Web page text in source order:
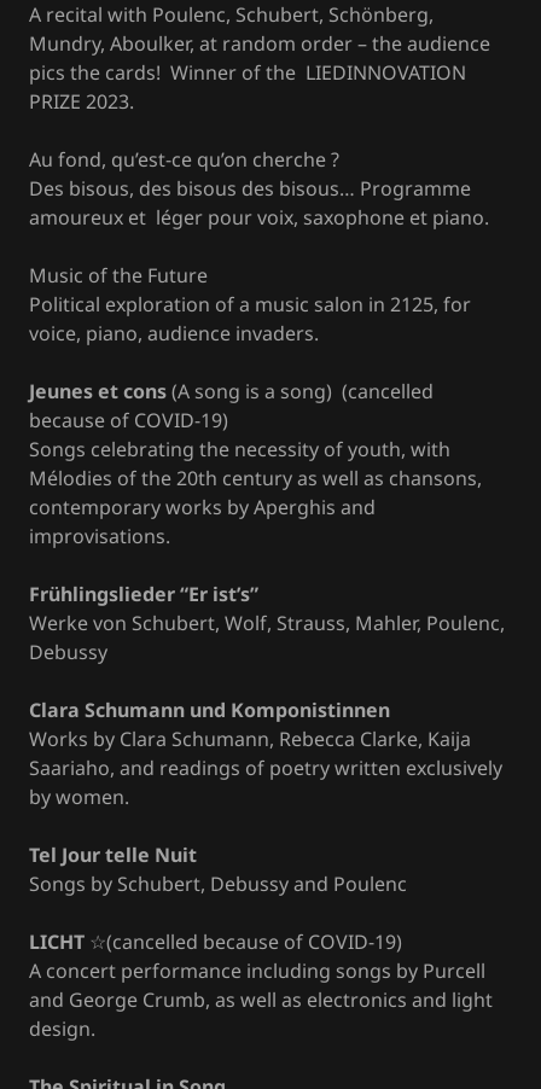
A recital with Poulenc, Schubert, Schönberg,
Mundry, Aboulker, at random order – the audience
pics the cards! Winner of the LIEDINNOVATION
PRIZE 2023.
Au fond, qu’est-ce qu’on cherche ?
Des bisous, des bisous des bisous… Programme
amoureux et léger pour voix, saxophone et piano.
Music of the Future
Political exploration of a music salon in 2125, for
voice, piano, audience invaders.
Jeunes et cons(A song is a song) (cancelled
because of COVID-19)
Songs celebrating the necessity of youth, with
Mélodies of the 20th century as well as chansons,
contemporary works by Aperghis and
improvisations.
Frühlingslieder “Er ist’s”
Werke von Schubert, Wolf, Strauss, Mahler, Poulenc,
Debussy
Clara Schumann und Komponistinnen
Works by Clara Schumann, Rebecca Clarke, Kaija
Saariaho, and readings of poetry written exclusively
by women.
Tel Jour telle Nuit
Songs by Schubert, Debussy and Poulenc
LICHT ☆(cancelled because of COVID-19)
A concert performance including songs by Purcell
and George Crumb, as well as electronics and light
design.